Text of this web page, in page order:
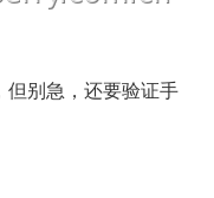
但别急，还要验证手